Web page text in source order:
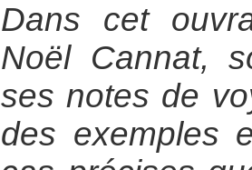
Dans cet
Noël Cannat,
ses notes de
des exemples